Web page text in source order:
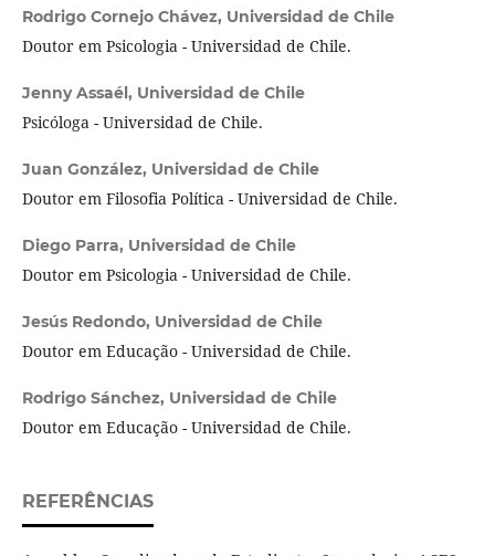
Rodrigo Cornejo Chávez, Universidad de Chile
Doutor em Psicologia - Universidad de Chile.
Jenny Assaél, Universidad de Chile
Psicóloga - Universidad de Chile.
Juan González, Universidad de Chile
Doutor em Filosofia Política - Universidad de Chile.
Diego Parra, Universidad de Chile
Doutor em Psicologia - Universidad de Chile.
Jesús Redondo, Universidad de Chile
Doutor em Educação - Universidad de Chile.
Rodrigo Sánchez, Universidad de Chile
Doutor em Educação - Universidad de Chile.
REFERÊNCIAS